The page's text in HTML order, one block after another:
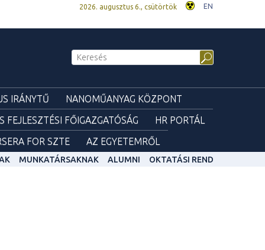
2026. augusztus 6., csütörtök EN
IRÁNYTŰ
NANOMŰANYAG KÖZPONT
FEJLESZTÉSI FŐIGAZGATÓSÁG
HR PORTÁL
FOR SZTE AZ EGYETEMRŐL
MUNKATÁRSAKNAK ALUMNI OKTATÁSI REND